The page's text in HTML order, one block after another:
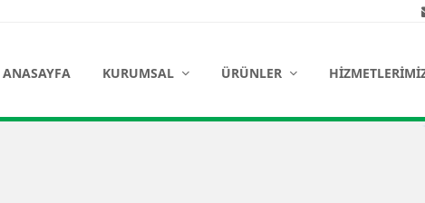
ANASAYFA KURUMSAL ÜRÜNLER